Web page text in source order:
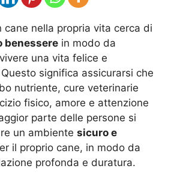
cane nella propria vita cerca di
benessere in modo da
una vita felice e
significa assicurarsi che
nutriente, cure veterinarie
fisico, amore e attenzione
parte delle persone si
un ambiente sicuro e
il proprio cane, in modo da
profonda e duratura.